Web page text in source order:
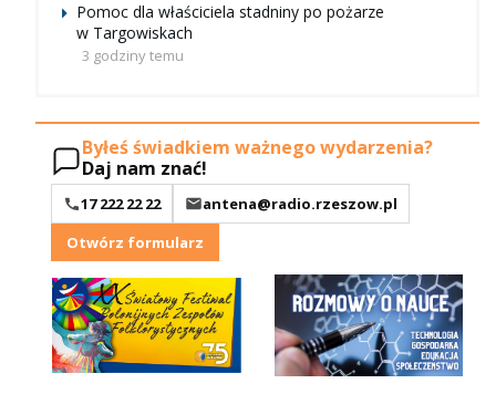
Pomoc dla właściciela stadniny po pożarze
w Targowiskach
3 godziny temu
Byłeś świadkiem ważnego wydarzenia?
Daj nam znać!
17 222 22 22
antena@radio.rzeszow.pl
Otwórz formularz